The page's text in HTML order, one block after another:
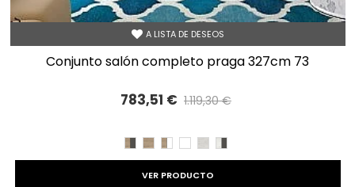
A LISTA DE DESEOS
conjunto salón completo praga 327cm 73
783,51 € 1.119,30 €
CAMBRIAN/PIZARRA
CAMBRIAN
CAMBRIAN/BLANCO
BLANCO
TIBETTIBET/PIZARRA
VER PRODUCTO